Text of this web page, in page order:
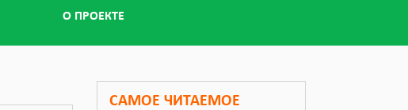
О ПРОЕКТЕ
САМОЕ ЧИТАЕМОЕ